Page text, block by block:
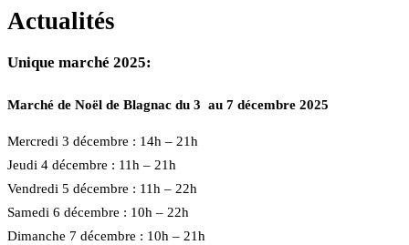
Actualités
Unique marché 2025:
Marché de Noël de Blagnac du 3 au 7 décembre 2025
Mercredi 3 décembre : 14h – 21h
Jeudi 4 décembre : 11h – 21h
Vendredi 5 décembre : 11h – 22h
Samedi 6 décembre : 10h – 22h
Dimanche 7 décembre : 10h – 21h